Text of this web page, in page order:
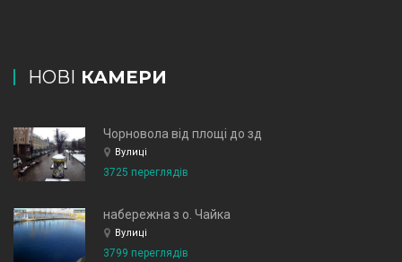
НОВІ КАМЕРИ
Чорновола від площі до зд
Вулиці
3725 переглядів
набережна з о. Чайка
Вулиці
3799 переглядів